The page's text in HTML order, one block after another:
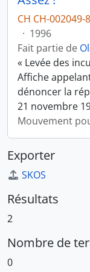
CH CH-002049-
· 1996
Fait partie de
« Levée des
Affiche
dénoncer la
21 novembre
Mouvement
Exporter
SKOS
Résultats
2
Nombre de
0